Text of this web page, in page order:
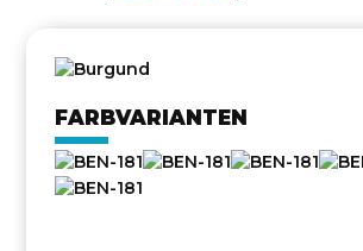
FARBVARIANTEN